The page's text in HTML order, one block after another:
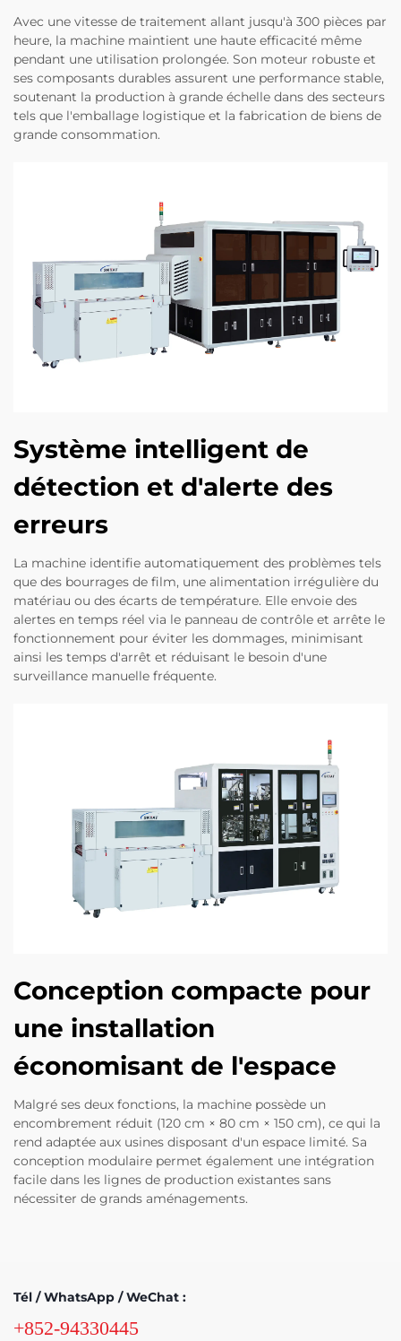
Avec une vitesse de traitement allant jusqu'à 300 pièces par
heure, la machine maintient une haute efficacité même
pendant une utilisation prolongée. Son moteur robuste et
ses composants durables assurent une performance stable,
soutenant la production à grande échelle dans des secteurs
tels que l'emballage logistique et la fabrication de biens de
grande consommation.
Système intelligent de
détection et d'alerte des
erreurs
La machine identifie automatiquement des problèmes tels
que des bourrages de film, une alimentation irrégulière du
matériau ou des écarts de température. Elle envoie des
alertes en temps réel via le panneau de contrôle et arrête le
fonctionnement pour éviter les dommages, minimisant
ainsi les temps d'arrêt et réduisant le besoin d'une
surveillance manuelle fréquente.
Conception compacte pour
une installation
économisant de l'espace
Malgré ses deux fonctions, la machine possède un
encombrement réduit (120 cm × 80 cm × 150 cm), ce qui la
rend adaptée aux usines disposant d'un espace limité. Sa
conception modulaire permet également une intégration
facile dans les lignes de production existantes sans
nécessiter de grands aménagements.
Tél / WhatsApp / WeChat :
+852-94330445